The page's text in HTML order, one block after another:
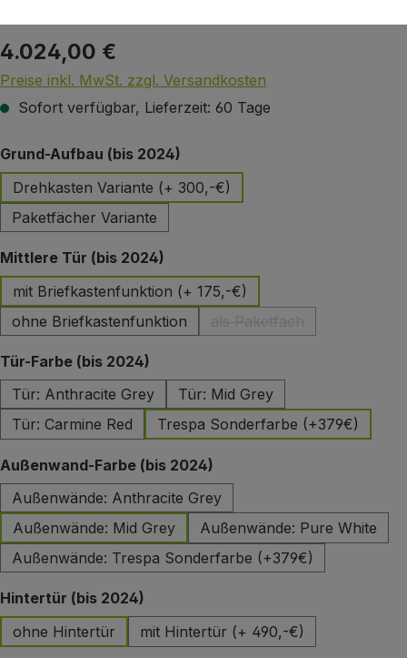
Regulärer Preis:
4.024,00 €
Preise inkl. MwSt. zzgl. Versandkosten
Sofort verfügbar, Lieferzeit: 60 Tage
Grund-Aufbau (bis 2024)
Drehkasten Variante (+ 300,-€)
Paketfächer Variante
Mittlere Tür (bis 2024)
mit Briefkastenfunktion (+ 175,-€)
ohne Briefkastenfunktion
(Diese Option ist zurzeit
Tür-Farbe (bis 2024)
Tür: Anthracite Grey
Tür: Mid Grey
Tür: Carmine Red
Trespa Sonderfarbe (+379€)
Außenwand-Farbe (bis 2024)
Außenwände: Anthracite Grey
Außenwände: Mid Grey
Außenwände: Pure White
Außenwände: Trespa Sonderfarbe (+379€)
Hintertür (bis 2024)
ohne Hintertür
mit Hintertür (+ 490,-€)